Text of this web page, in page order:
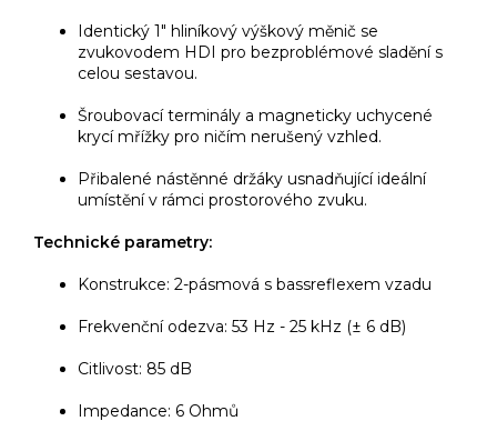
Identický 1" hliníkový výškový měnič se
zvukovodem HDI pro bezproblémové sladění s
celou sestavou.
Šroubovací terminály a magneticky uchycené
krycí mřížky pro ničím nerušený vzhled.
Přibalené nástěnné držáky usnadňující ideální
umístění v rámci prostorového zvuku.
Technické parametry:
Konstrukce: 2-pásmová s bassreflexem vzadu
Frekvenční odezva: 53 Hz - 25 kHz (± 6 dB)
Citlivost: 85 dB
Impedance: 6 Ohmů